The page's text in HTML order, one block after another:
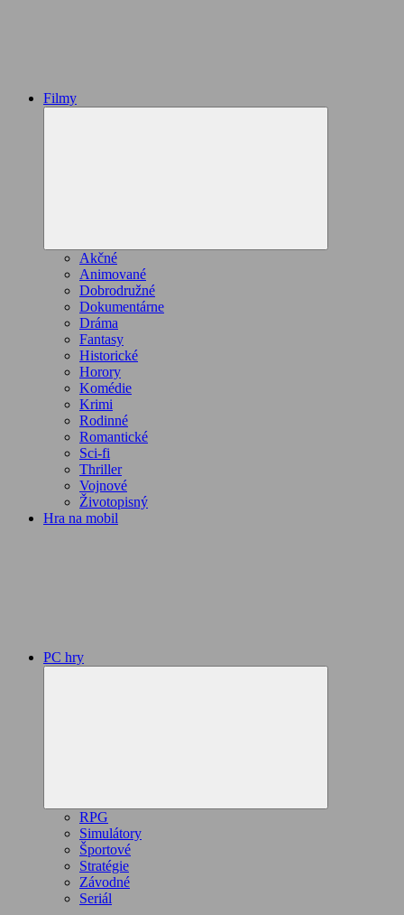
Filmy
Akčné
Animované
Dobrodružné
Dokumentárne
Dráma
Fantasy
Historické
Horory
Komédie
Krimi
Rodinné
Romantické
Sci-fi
Thriller
Vojnové
Životopisný
Hra na mobil
PC hry
RPG
Simulátory
Športové
Stratégie
Závodné
Seriál